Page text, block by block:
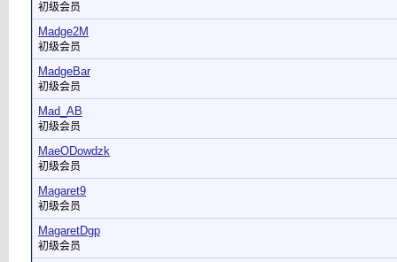
初级会员
Madge2M
初级会员
MadgeBar
初级会员
Mad_AB
初级会员
MaeODowdzk
初级会员
Magaret9
初级会员
MagaretDgp
初级会员